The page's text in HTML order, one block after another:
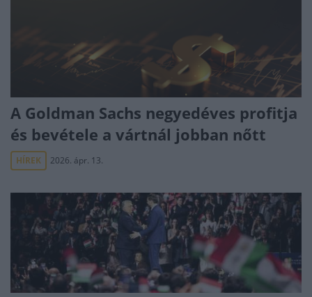
A Goldman Sachs negyedéves profitja
és bevétele a vártnál jobban nőtt
HÍREK 2026. ápr. 13.